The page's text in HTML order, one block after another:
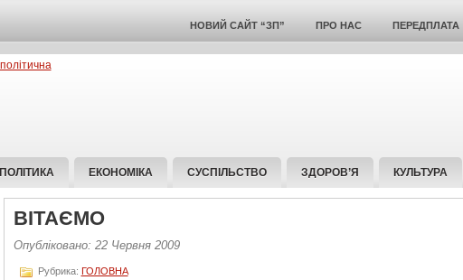
НОВИЙ САЙТ “ЗП” ПРО НАС ПЕРЕДПЛАТА
ПОЛІТИКА ЕКОНОМІКА СУСПІЛЬСТВО ЗДОРОВ’Я КУЛЬТУРА
ВІТАЄМО
Опубліковано: 22 Червня 2009
Рубрика: ГОЛОВНА